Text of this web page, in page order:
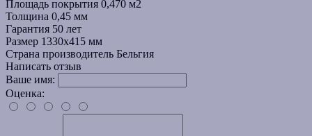
Площадь покрытия 0,470 м2
Толщина 0,45 мм
Гарантия 50 лет
Размер 1330х415 мм
Страна производитель Бельгия
Написать отзыв
Ваше имя:
Оценка: